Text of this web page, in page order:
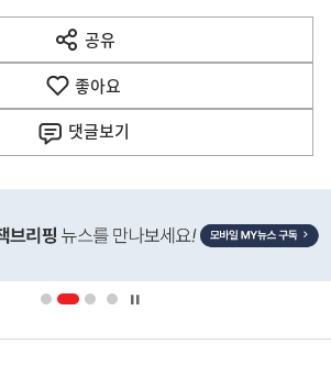
공유
열
기
좋아요
댓글보기